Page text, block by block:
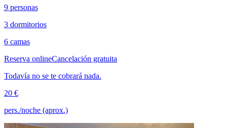
9 personas
3 dormitorios
6 camas
Reserva onlineCancelación gratuita
Todavía no se te cobrará nada.
20 €
pers./noche (aprox.)